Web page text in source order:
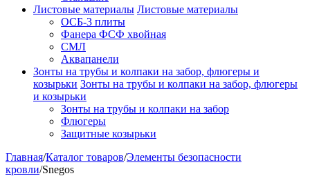
Листовые материалы Листовые материалы
ОСБ-3 плиты
Фанера ФСФ хвойная
СМЛ
Аквапанели
Зонты на трубы и колпаки на забор, флюгеры и
козырьки Зонты на трубы и колпаки на забор, флюгеры
и козырьки
Зонты на трубы и колпаки на забор
Флюгеры
Защитные козырьки
Главная/Каталог товаров/Элементы безопасности
кровли/Snegos